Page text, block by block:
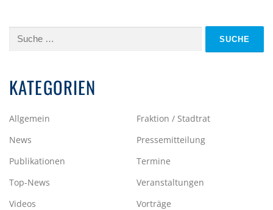
Suche
KATEGORIEN
Allgemein
Fraktion / Stadtrat
News
Pressemitteilung
Publikationen
Termine
Top-News
Veranstaltungen
Videos
Vorträge